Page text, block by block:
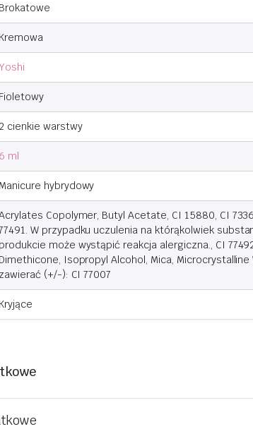
Brokatowe
Kremowa
Yoshi
Fioletowy
2 cienkie warstwy
6 ml
Manicure hybrydowy
Copolymer, Butyl Acetate, CI 15880, CI
W przypadku uczulenia na którąkolwiek
produkcie może wystąpić reakcja alergiczna., CI
Dimethicone, Isopropyl Alcohol, Mica, Microcrystalline
zawierać (+/-): CI 77007
Kryjące